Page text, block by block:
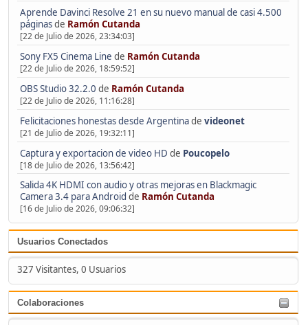
Aprende Davinci Resolve 21 en su nuevo manual de casi 4.500
páginasde Ramón Cutanda
[22 de Julio de 2026, 23:34:03]
Sony FX5 Cinema Line de Ramón Cutanda
[22 de Julio de 2026, 18:59:52]
OBS Studio 32.2.0 de Ramón Cutanda
[22 de Julio de 2026, 11:16:28]
Felicitaciones honestas desde Argentinade videonet
[21 de Julio de 2026, 19:32:11]
Captura y exportacion de video HD de Poucopelo
[18 de Julio de 2026, 13:56:42]
Salida 4K HDMI con audio y otras mejoras en Blackmagic
Camera 3.4 para Android de Ramón Cutanda
[16 de Julio de 2026, 09:06:32]
Usuarios Conectados
327 Visitantes, 0 Usuarios
Colaboraciones